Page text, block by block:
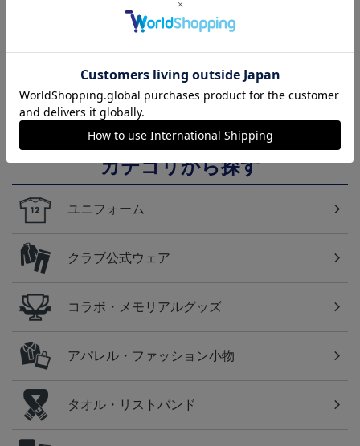
2026/27 1st レプリカユニ
フォーム 半袖
13,970円～20,020円
国際親善試合 FC東京
対 ボルシア ドルトムン
ラー
2,200円
【すぐにお届け】No.10
半袖
カテゴリから探す
ユニフォーム
クラブ公式ウェア
コラボ・メモリアルグッズ
アパレル・ファッション小物
タオル・リストバンド